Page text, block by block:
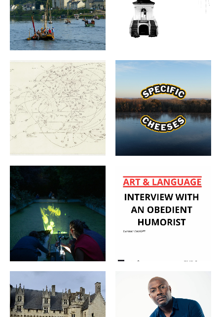
SEPTEMBRE 2025
ÉVÉNEMENTS ARCHIVES ÉVÉNEMENTS ARCHIVES
EXPOSITION L’EFFET
MIROIR 11.07-03.11.2025
ÉVÉNEMENTS ARCHIVES
SPECIFIC CHEESES 27
SEPTEMBRE À 17H
ÉVÉNEMENTS ARCHIVES
IMAGES ET SONS
VAGABONDS 19 JUILLET À
21H30
ÉVÉNEMENTS ARCHIVES
LANGUAGE : ENTRETIEN
AVEC UN HUMORISTE
01.07.2025
ÉVÉNEMENTS ARCHIVES
ART & LANGUAGE THERE
IS NOTHING TO SEE À
RENCONTRE AVEC HARRY
ROSELMACK SAMEDI 5